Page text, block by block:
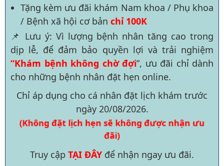
Tặng kèm ưu đãi khám Nam khoa / Phụ khoa
/ Bệnh xã hội cơ bản chỉ 100K
📌 Lưu ý: Vì lượng bệnh nhân tăng cao trong
dịp lễ, để đảm bảo quyền lợi và trải nghiệm
“Khám bệnh không chờ đợi”, ưu đãi chỉ dành
cho những bệnh nhân đặt hẹn online.
Chỉ áp dụng cho cá nhân đặt lịch khám trước
ngày 20/08/2026.
(Không đặt lịch hẹn sẽ không được nhận ưu
đãi)
Truy cập TẠI ĐÂY để nhận ngay ưu đãi.